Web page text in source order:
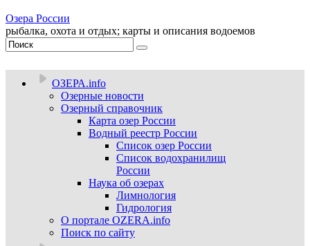
Озера России
рыбалка, охота и отдых; карты и описания водоемов
ОЗЕРА.info
Озерные новости
Озерный справочник
Карта озер России
Водный реестр России
Список озер России
Список водохранилищ
России
Наука об озерах
Лимнология
Гидрология
О портале OZERA.info
Поиск по сайту